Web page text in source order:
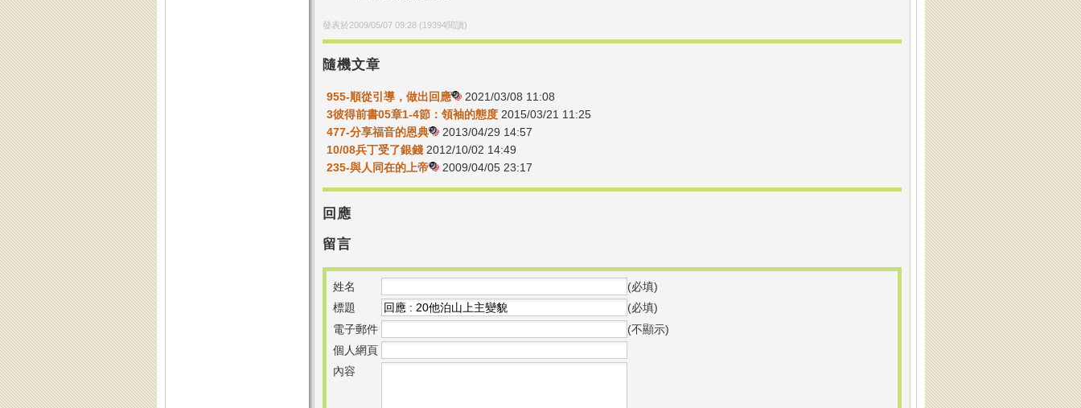
發表於2009/05/07 09:28(19394閱讀)
隨機文章
955-順從引導，做出回應
2021/03/08 11:08
3彼得前書05章1-4節：領袖的態度2015/03/21 11:25
477-分享福音的恩典
2013/04/29 14:57
10/08兵丁受了銀錢2012/10/02 14:49
235-與人同在的上帝
2009/04/05 23:17
回應
留言
姓名
(必填)
標題
(必填)
電子郵件
(不顯示)
個人網頁
內容